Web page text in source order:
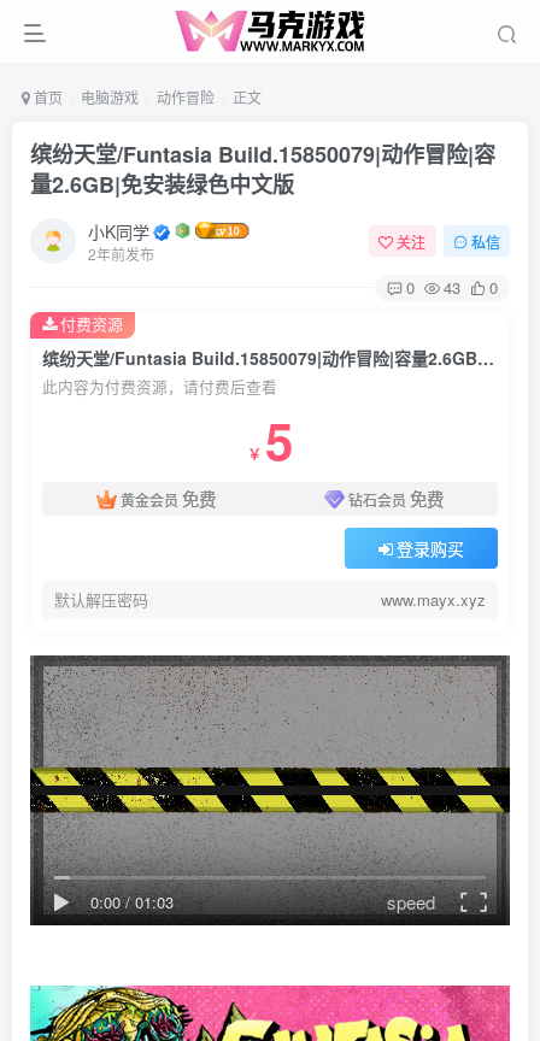
首页 电脑游戏 动作冒险 正文
缤纷天堂/Funtasia Build.15850079|动作冒险|容
量2.6GB|免安装绿色中文版
小K同学
2年前发布
关注 私信
0 43 0
缤纷天堂/Funtasia Build.15850079|动作冒险|容量2.6GB|免安装绿色中文版
此内容为付费资源，请付费后查看
￥ 5
黄金会员 免费 钻石会员 免费
登录购买
默认解压密码 www.mayx.xyz
付费资源
0:00/01:03 speed